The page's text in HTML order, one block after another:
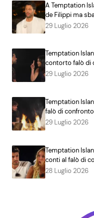
A Temptation
de Filippi ma
29 Luglio 2026
Temptation
contorto falò di
29 Luglio 2026
Temptation
falò di
29 Luglio 2026
Temptation
conti al falò di
28 Luglio 2026